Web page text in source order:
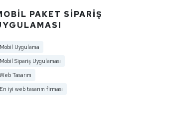
PAKET SIPARIŞ
Mobil Uygulama
Mobil Sipariş Uygulaması
Web Tasarım
En iyi web tasarım firması